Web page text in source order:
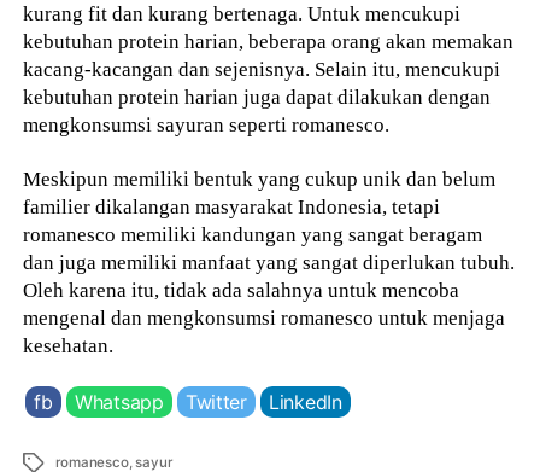
kurang fit dan kurang bertenaga. Untuk mencukupi
kebutuhan protein harian, beberapa orang akan memakan
kacang-kacangan dan sejenisnya. Selain itu, mencukupi
kebutuhan protein harian juga dapat dilakukan dengan
mengkonsumsi sayuran seperti romanesco.
Meskipun memiliki bentuk yang cukup unik dan belum
familier dikalangan masyarakat Indonesia, tetapi
romanesco memiliki kandungan yang sangat beragam
dan juga memiliki manfaat yang sangat diperlukan tubuh.
Oleh karena itu, tidak ada salahnya untuk mencoba
mengenal dan mengkonsumsi romanesco untuk menjaga
kesehatan.
fb Whatsapp Twitter LinkedIn
Tags romanesco,sayur